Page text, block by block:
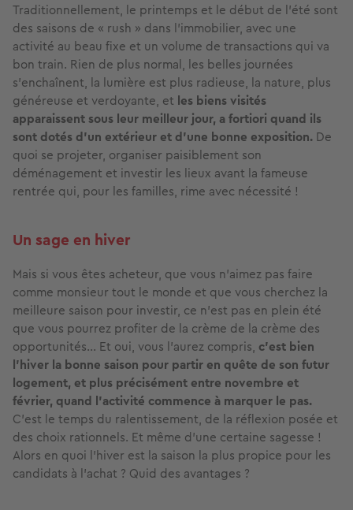
Traditionnellement, le printemps et le début de l’été sont
des saisons de « rush » dans l’immobilier, avec une
activité au beau fixe et un volume de transactions qui va
bon train. Rien de plus normal, les belles journées
s’enchaînent, la lumière est plus radieuse, la nature, plus
généreuse et verdoyante, et les biens visités
apparaissent sous leur meilleur jour, a fortiori quand ils
sont dotés d’un extérieur et d’une bonne exposition. De
quoi se projeter, organiser paisiblement son
déménagement et investir les lieux avant la fameuse
rentrée qui, pour les familles, rime avec nécessité !
Un sage en hiver
Mais si vous êtes acheteur, que vous n’aimez pas faire
comme monsieur tout le monde et que vous cherchez la
meilleure saison pour investir, ce n’est pas en plein été
que vous pourrez profiter de la crème de la crème des
opportunités... Et oui, vous l’aurez compris, c’est bien
l’hiver la bonne saison pour partir en quête de son futur
logement, et plus précisément entre novembre et
février, quand l’activité commence à marquer le pas.
C’est le temps du ralentissement, de la réflexion posée et
des choix rationnels. Et même d’une certaine sagesse !
Alors en quoi l’hiver est la saison la plus propice pour les
candidats à l’achat ? Quid des avantages ?